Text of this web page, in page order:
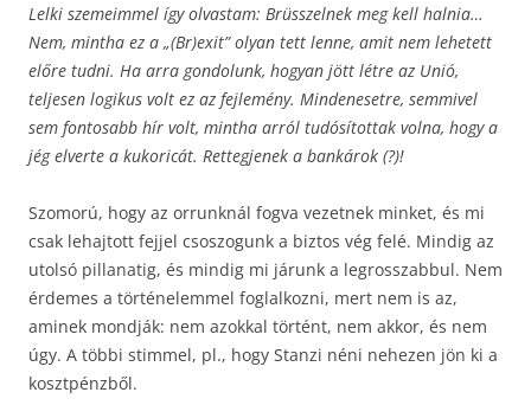
Lelki szemeimmel így olvastam: Brüsszelnek meg kell halnia…
Nem, mintha ez a „(Br)exit” olyan tett lenne, amit nem lehetett
előre tudni. Ha arra gondolunk, hogyan jött létre az Unió,
teljesen logikus volt ez az fejlemény. Mindenesetre, semmivel
sem fontosabb hír volt, mintha arról tudósítottak volna, hogy a
jég elverte a kukoricát. Rettegjenek a bankárok (?)!
Szomorú, hogy az orrunknál fogva vezetnek minket, és mi
csak lehajtott fejjel csoszogunk a biztos vég felé. Mindig az
utolsó pillanatig, és mindig mi járunk a legrosszabbul. Nem
érdemes a történelemmel foglalkozni, mert nem is az,
aminek mondják: nem azokkal történt, nem akkor, és nem
úgy. A többi stimmel, pl., hogy Stanzi néni nehezen jön ki a
kosztpénzből.